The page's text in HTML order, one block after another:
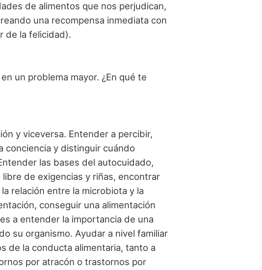
de alimentos que nos perjudican,
una recompensa inmediata con
de la felicidad).
un problema mayor. ¿En qué te
y viceversa. Entender a percibir,
conciencia y distinguir cuándo
las bases del autocuidado,
de exigencias y riñas, encontrar
relación entre la microbiota y la
conseguir una alimentación
a entender la importancia de una
su organismo. Ayudar a nivel familiar
de la conducta alimentaria, tanto a
por atracón o trastornos por